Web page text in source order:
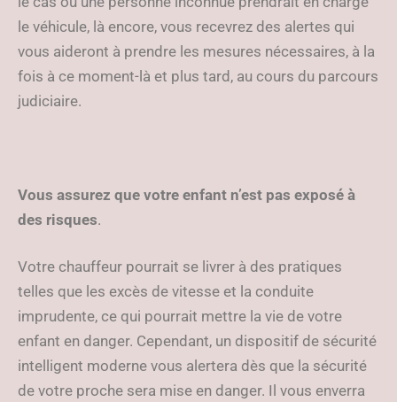
le véhicule, là encore, vous recevrez des alertes qui
vous aideront à prendre les mesures nécessaires, à la
fois à ce moment-là et plus tard, au cours du parcours
judiciaire.
Vous assurez que votre enfant n’est pas exposé à
des risques.
Votre chauffeur pourrait se livrer à des pratiques
telles que les excès de vitesse et la conduite
imprudente, ce qui pourrait mettre la vie de votre
enfant en danger. Cependant, un dispositif de sécurité
intelligent moderne vous alertera dès que la sécurité
de votre proche sera mise en danger. Il vous enverra